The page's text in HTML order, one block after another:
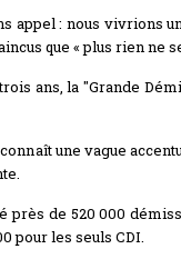
appel : nous vivrions
que « plus rien ne
ans, la "Grande
une vague
près de 520 000
pour les seuls CDI.